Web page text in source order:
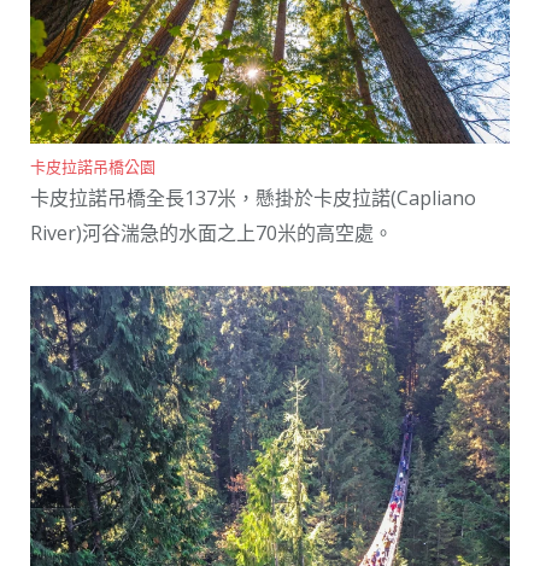
卡皮拉諾吊橋公園
卡皮拉諾吊橋全長137米，懸掛於卡皮拉諾(Capliano
River)河谷湍急的水面之上70米的高空處。